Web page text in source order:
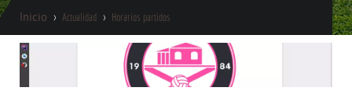
Inicio Actualidad Horarios partidos